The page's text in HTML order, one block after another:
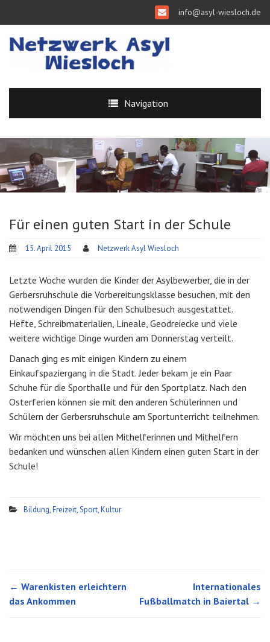
info@asyl-wiesloch.de
Navigation
Für einen guten Start in der Schule
15. April 2015 Netzwerk Asyl Wiesloch
Letzte Woche wurden die Kinder der Asylbewerber, die in der
Gerbersruhschule die Vorbereitungsklasse besuchen, mit den
notwendigen Dingen für den Schulbesuch ausgestattet.
Hefte, Schreibmaterialien, Lineale, Geodreiecke und viele
weitere wichtige Dinge wurden am Donnerstag verteilt.
Danach ging es mit einigen Kindern zu einem
Einkaufspaziergang in die Stadt. Jeder bekam je ein Paar
Schuhe für die Sporthalle und für den Sportplatz. Nach den
Osterferien können sie mit den anderen Schülerinnen und
Schülern der Gerbersruhschule am Sportunterricht teilnehmen.
Wir möchten uns bei allen Mithelferinnen und Mithelfern
bedanken und wünschen allen Kindern einen guten Start in der
Schule!
Bildung,Freizeit, Sport, Kultur
Post navigation
← Warenkisten erleichtern
das Ankommen
Internationales
Fußballmatch in Baiertal →